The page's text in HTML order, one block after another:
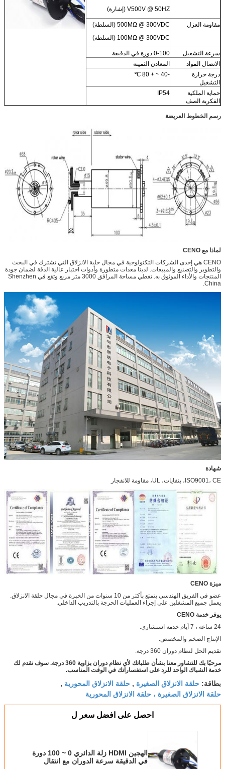
V500V @ 50HZ (إشارة)
مقاومة العزل
500MΩ @ 300VDC (السلطة)
100MΩ @ 300VDC (السلطة)
سرعة التشغيل
0-100 دورة في الدقيقة
الاتصال المواد
المعادن الثمينة
درجة حرارة
التشغيل
-40 ~ + 80 ℃
حماية الملكية
الفكرية الصف
IP54
رسم الخطوط العريضة
لماذا مع CENO
CENO هي إحدى الشركات التكنولوجية في مجال حلبة الانزلاق التي تشترك في البحث
والتطوير والتصنيع والمبيعات. لدينا معدات متطورة وأدوات اختبار عالية الدقة لضمان جودة
المنتجات والأداء الموثوق به. تغطي مساحة المرافق 3000 متر مربع وتقع في Shenzhen
China.
شهادة
ISO9001، CE، بنفايات، UL، مقاومة للانفجار
ميزة CENO
عضو في الفريق الهندسي يتمتع بأكثر من 10 سنوات من الخبرة في مجال حلقة الانزلاق.
يعمل جميع المشغلين على إجراء العمليات الحرجة بالتدريب الداخلي.
يوفر خدمة CENO
24 ساعة ، 7 أيام خدمة استشاري.
الإنتاج الضخم والمخصص.
تقديم الحل لنظام دوران 360 درجة.
مرحبًا بك للتشاور معنا بشأن طلباتك لأي نظام دوران بزاوية 360 درجة. سوف نقدم لك
خدمة الشباك الواحد للرد على استفساراتك في الوقت المناسب.
بطاقة: حلقة الانزلاق الصغيرة , حلقة الانزلاق المحورية ,
حلقة الانزلاق الصغيرة ، حلقة الانزلاق المحورية
احصل على افضل سعر ل
الهجين HDMI زلة الدائري 0 ~ 100 دورة
في الدقيقة سرعة الدوران مع انتقال